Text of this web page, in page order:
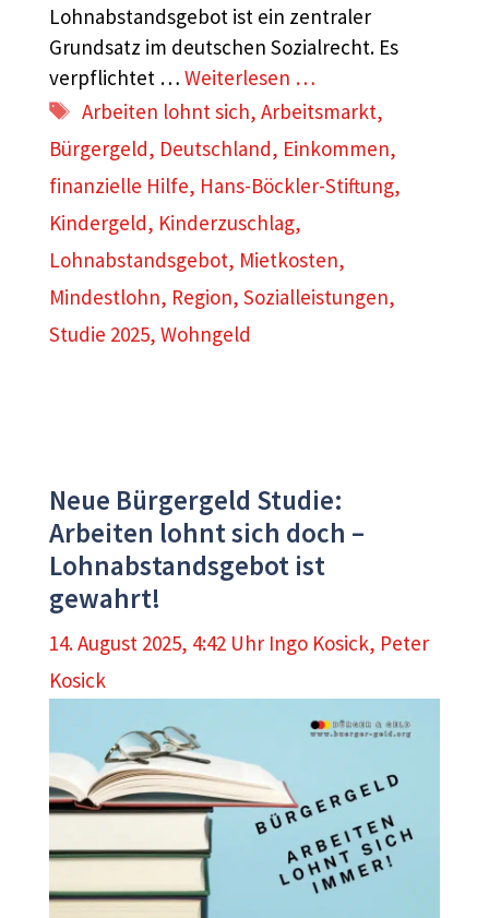
Lohnabstandsgebot ist ein zentraler
Grundsatz im deutschen Sozialrecht. Es
verpflichtet … Weiterlesen …
Schlagwörter
Arbeiten lohnt sich,Arbeitsmarkt,
Bürgergeld, Deutschland, Einkommen,
finanzielle Hilfe, Hans-Böckler-Stiftung,
Kindergeld, Kinderzuschlag,
Lohnabstandsgebot, Mietkosten,
Mindestlohn, Region, Sozialleistungen,
Studie 2025, Wohngeld
Neue Bürgergeld Studie:
Arbeiten lohnt sich doch –
Lohnabstandsgebot ist
gewahrt!
14. August 2025, 4:42 Uhr Ingo Kosick, Peter
Kosick